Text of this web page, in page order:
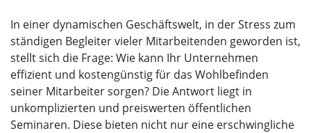
In einer dynamischen Geschäftswelt, in der Stress zum
ständigen Begleiter vieler Mitarbeitenden geworden ist,
stellt sich die Frage: Wie kann Ihr Unternehmen
effizient und kostengünstig für das Wohlbefinden
seiner Mitarbeiter sorgen? Die Antwort liegt in
unkomplizierten und preiswerten öffentlichen
Seminaren. Diese bieten nicht nur eine erschwingliche